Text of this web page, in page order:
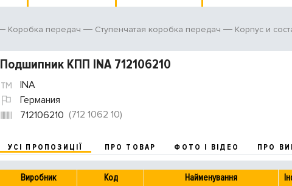
Коробка передач Ступенчатая коробка передач Корпус и
Подшипник КПП INA 712106210
INA
Германия
712106210 (712 1062 10)
УСІ ПРОПОЗИЦІЇ ПРО ТОВАР ФОТО І ВІДЕО ПРО
Виробник Код Найменування